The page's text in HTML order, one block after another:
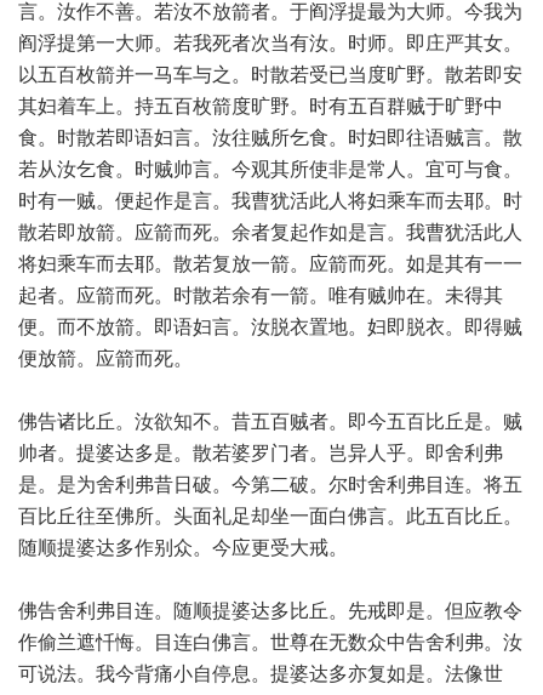
言。汝作不善。若汝不放箭者。于阎浮提最为大师。今我为
阎浮提第一大师。若我死者次当有汝。时师。即庄严其女。
以五百枚箭并一马车与之。时散若受已当度旷野。散若即安
其妇着车上。持五百枚箭度旷野。时有五百群贼于旷野中
食。时散若即语妇言。汝往贼所乞食。时妇即往语贼言。散
若从汝乞食。时贼帅言。今观其所使非是常人。宜可与食。
时有一贼。便起作是言。我曹犹活此人将妇乘车而去耶。时
散若即放箭。应箭而死。余者复起作如是言。我曹犹活此人
将妇乘车而去耶。散若复放一箭。应箭而死。如是其有一一
起者。应箭而死。时散若余有一箭。唯有贼帅在。未得其
便。而不放箭。即语妇言。汝脱衣置地。妇即脱衣。即得贼
便放箭。应箭而死。
佛告诸比丘。汝欲知不。昔五百贼者。即今五百比丘是。贼
帅者。提婆达多是。散若婆罗门者。岂异人乎。即舍利弗
是。是为舍利弗昔日破。今第二破。尔时舍利弗目连。将五
百比丘往至佛所。头面礼足却坐一面白佛言。此五百比丘。
随顺提婆达多作别众。今应更受大戒。
佛告舍利弗目连。随顺提婆达多比丘。先戒即是。但应教令
作偷兰遮忏悔。目连白佛言。世尊在无数众中告舍利弗。汝
可说法。我今背痛小自停息。提婆达多亦复如是。法像世